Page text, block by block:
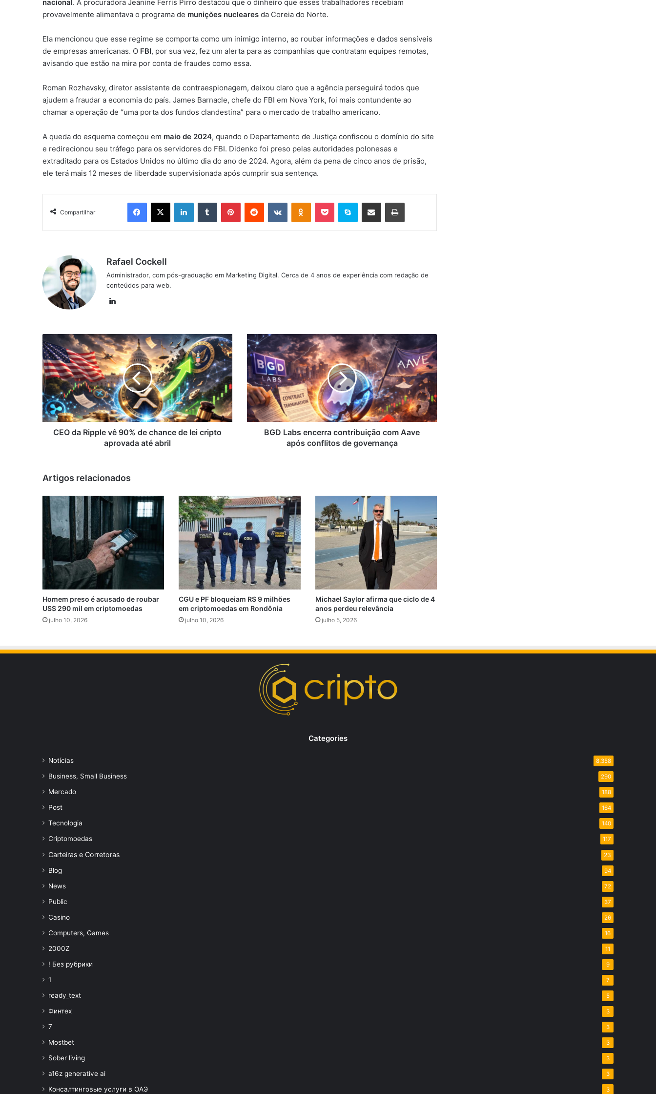
nacional . A procuradora Jeanine Ferris Pirro destacou que o dinheiro que esses trabalhadores recebiam
provavelmente alimentava o programa de munições nucleares da Coreia do Norte.
Ela mencionou que esse regime se comporta como um inimigo interno, ao roubar informações e dados sensíveis
de empresas americanas. O FBI, por sua vez, fez um alerta para as companhias que contratam equipes remotas,
avisando que estão na mira por conta de fraudes como essa.
Roman Rozhavsky, diretor assistente de contraespionagem, deixou claro que a agência perseguirá todos que
ajudem a fraudar a economia do país. James Barnacle, chefe do FBI em Nova York, foi mais contundente ao
chamar a operação de “uma porta dos fundos clandestina” para o mercado de trabalho americano.
A queda do esquema começou em maio de 2024, quando o Departamento de Justiça confiscou o domínio do site
e redirecionou seu tráfego para os servidores do FBI. Didenko foi preso pelas autoridades polonesas e
extraditado para os Estados Unidos no último dia do ano de 2024. Agora, além da pena de cinco anos de prisão,
ele terá mais 12 meses de liberdade supervisionada após cumprir sua sentença.
Compartilhar
Facebook
X LinkedinTumblr PinterestReddit VK OK Pocket Skype Compartilhar via e-mail Imprimir
Rafael Cockell
Administrador, com pós-graduação em Marketing Digital. Cerca de 4 anos de experiência com redação de
conteúdos para web.
CEO
da
Ripple
vê
90%
de
chance
de
lei
criptoCEO da Ripple vê 90% de chance de lei cripto
aprovada até abril
BGD
Labs
encerra
contribuição
com
Aave
após
conflitos
de
governançaBGD Labs encerra contribuição com Aave
após conflitos de governança
Artigos relacionados
Homem preso é acusado de roubar
US$ 290 mil em criptomoedas
julho 10, 2026
CGU e PF bloqueiam R$ 9 milhões
em criptomoedas em Rondônia
julho 10, 2026
Michael Saylor afirma que ciclo de 4
anos perdeu relevância
julho 5, 2026
Categories
Notícias 8.358
Business, Small Business 290
Mercado 188
Post 164
Tecnologia 140
Criptomoedas 117
Carteiras e Corretoras 23
Blog 94
News 72
Public 37
Casino 26
Computers, Games 16
2000Z 11
! Без рубрики 9
1 7
ready_text 5
Финтех 3
7 3
Mostbet 3
Sober living 3
a16z generative ai 3
Консалтинговые услуги в ОАЭ 3